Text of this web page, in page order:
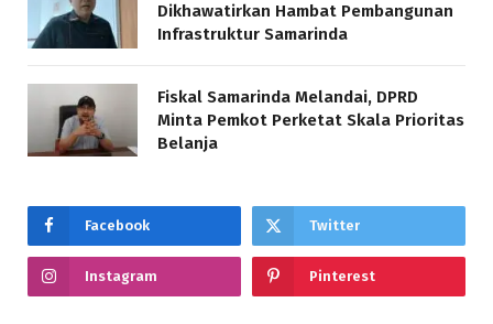
Dikhawatirkan Hambat Pembangunan
Infrastruktur Samarinda
Fiskal Samarinda Melandai, DPRD
Minta Pemkot Perketat Skala Prioritas
Belanja
Facebook Twitter
Instagram Pinterest